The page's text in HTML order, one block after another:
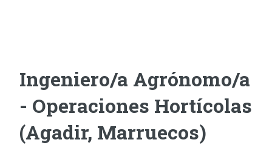
Ingeniero/a Agrónomo/a
- Operaciones Hortícolas
(Agadir, Marruecos)